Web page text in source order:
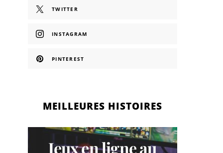
TWITTER
INSTAGRAM
PINTEREST
MEILLEURES HISTOIRES
Jeux en ligne au